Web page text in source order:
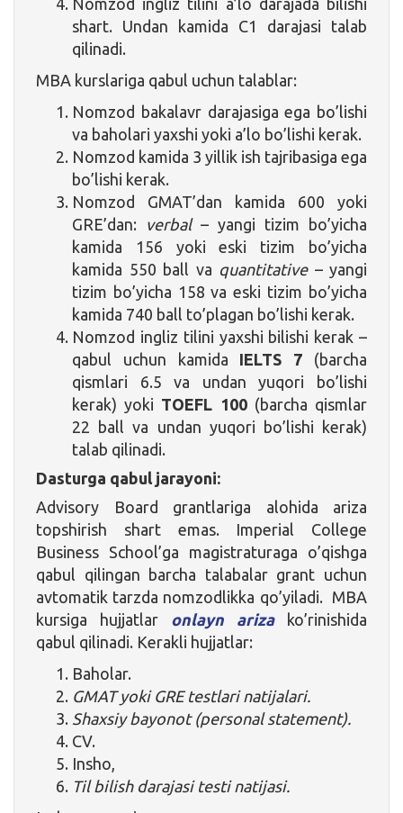
shart. Undan kamida C1 darajasi talab
qilinadi.
MBA kurslariga qabul uchun talablar:
Nomzod bakalavr darajasiga ega bo’lishi
va baholari yaxshi yoki a’lo bo’lishi kerak.
Nomzod kamida 3 yillik ish tajribasiga ega
bo’lishi kerak.
Nomzod GMAT’dan kamida 600 yoki
GRE’dan: verbal– yangi tizim bo’yicha
kamida 156 yoki eski tizim bo’yicha
kamida 550 ball va quantitative– yangi
tizim bo’yicha 158 va eski tizim bo’yicha
kamida 740 ball to’plagan bo’lishi kerak.
Nomzod ingliz tilini yaxshi bilishi kerak –
qabul uchun kamida IELTS 7 (barcha
qismlari 6.5 va undan yuqori bo’lishi
kerak) yoki TOEFL 100(barcha qismlar
22 ball va undan yuqori bo’lishi kerak)
talab qilinadi.
Dasturga qabul jarayoni:
Advisory Board grantlariga alohida ariza
topshirish shart emas. Imperial College
Business School’ga magistraturaga o’qishga
qabul qilingan barcha talabalar grant uchun
avtomatik tarzda nomzodlikka qo’yiladi. MBA
kursiga hujjatlar onlayn arizako’rinishida
qabul qilinadi. Kerakli hujjatlar:
Baholar.
GMAT yoki GRE testlari natijalari.
Shaxsiy bayonot (personal statement).
CV.
Insho,
Til bilish darajasi testi natijasi.